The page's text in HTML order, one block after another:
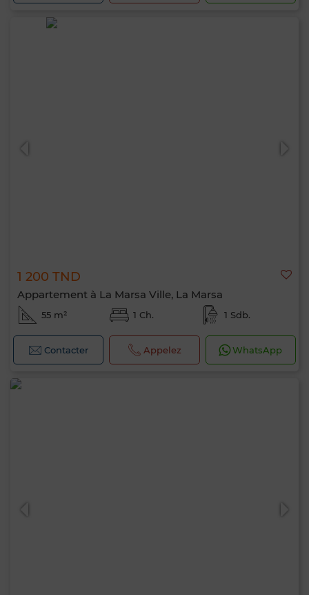
1 200 TND
Appartement à La Marsa Ville, La Marsa
55 m² 1 Ch. 1 Sdb.
Contacter Appelez WhatsApp